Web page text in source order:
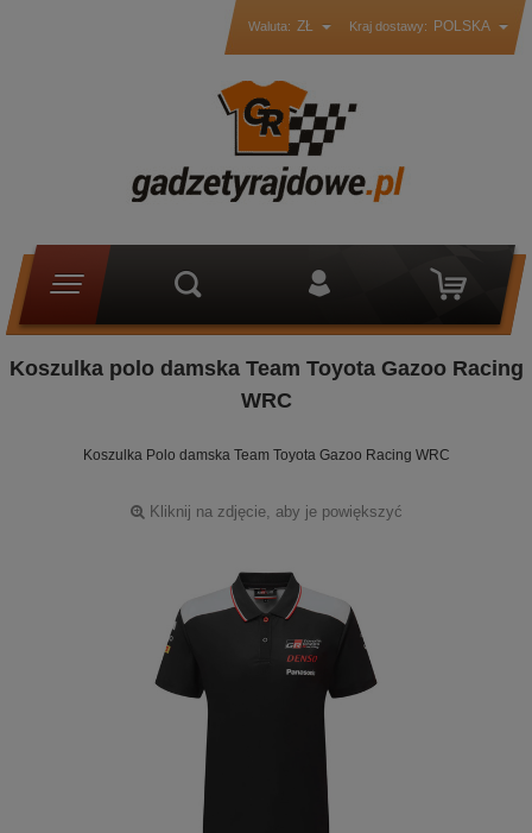
Waluta: ZŁ Kraj dostawy: POLSKA
Koszulka polo damska Team Toyota Gazoo Racing
WRC
Koszulka Polo damska Team Toyota Gazoo Racing WRC
Kliknij na zdjęcie, aby je powiększyć